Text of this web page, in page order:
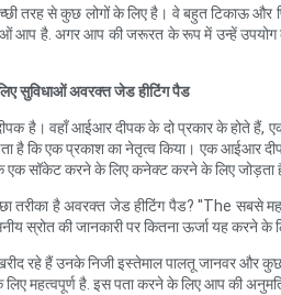
तरह से कुछ लोगों के लिए है। वे बहुत टिकाऊ और
आप है. अगर आप की जरूरत के रूप में उन्हें
सुविधाओं अवरक्त जेड हीटिंग पैड
है। वहाँ आईआर दीपक के दो प्रकार के होते हैं,
है कि एक प्रकाश का नेतृत्व किया। एक आईआर
एक सॉकेट करने के लिए कनेक्ट करने के लिए जोड़ता
तरीका है अवरक्त जेड हीटिंग पैड? ''The सबसे
स्रोत की जानकारी पर कितना ऊर्जा यह करने
रहे हैं उनके निजी इस्तेमाल पालतू जानवर और
महत्वपूर्ण है. इस पता करने के लिए आप की